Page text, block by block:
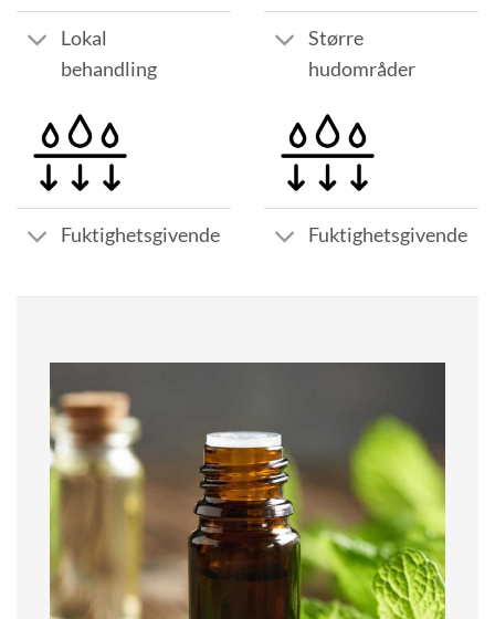
Lokal
behandling
Fuktighetsgivende
Større
hudområder
Fuktighetsgivende